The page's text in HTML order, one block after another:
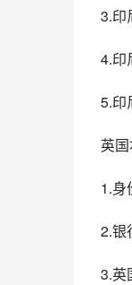
3.印
4.印
5.印
英
1.身
2.银
3.英